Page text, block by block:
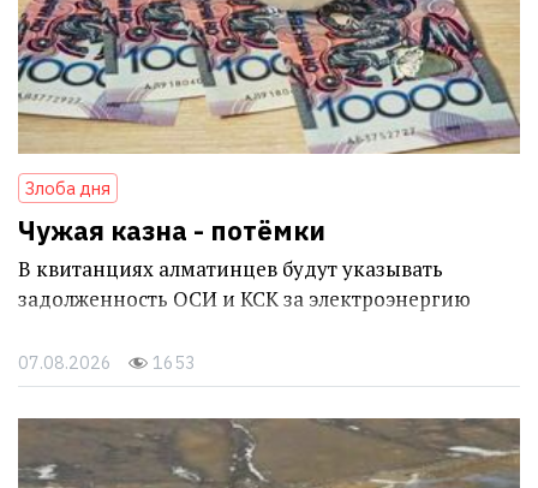
Злоба дня
Чужая казна - потёмки
В квитанциях алматинцев будут указывать
задолженность ОСИ и КСК за электроэнергию
07.08.2026 1653